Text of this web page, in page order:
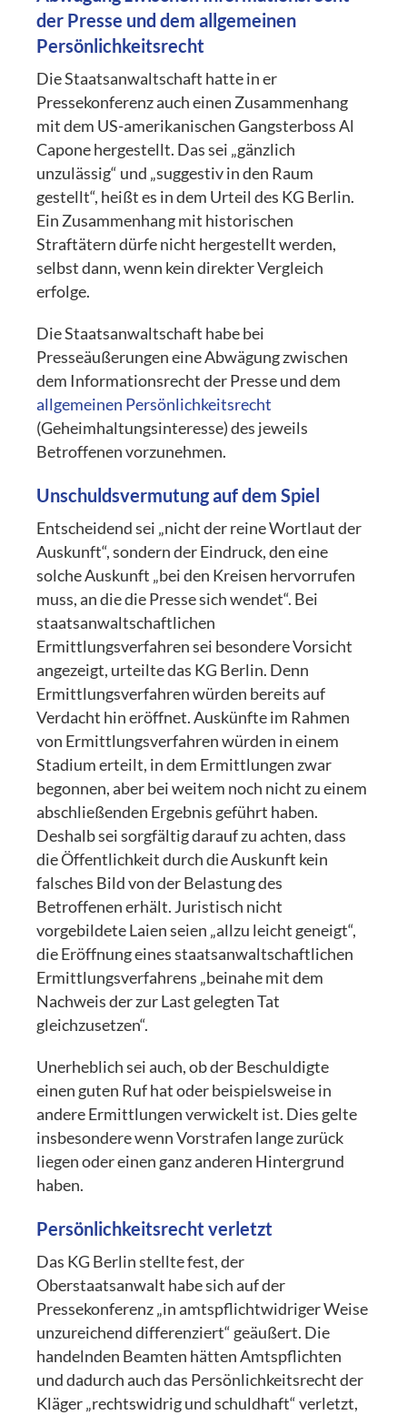
der Presse und dem allgemeinen
Persönlichkeitsrecht
Die Staatsanwaltschaft hatte in er
Pressekonferenz auch einen Zusammenhang
mit dem US-amerikanischen Gangsterboss Al
Capone hergestellt. Das sei „gänzlich
unzulässig“ und „suggestiv in den Raum
gestellt“, heißt es in dem Urteil des KG Berlin.
Ein Zusammenhang mit historischen
Straftätern dürfe nicht hergestellt werden,
selbst dann, wenn kein direkter Vergleich
erfolge.
Die Staatsanwaltschaft habe bei
Presseäußerungen eine Abwägung zwischen
dem Informationsrecht der Presse und dem
allgemeinen Persönlichkeitsrecht
(Geheimhaltungsinteresse) des jeweils
Betroffenen vorzunehmen.
Unschuldsvermutung auf dem Spiel
Entscheidend sei „nicht der reine Wortlaut der
Auskunft“, sondern der Eindruck, den eine
solche Auskunft „bei den Kreisen hervorrufen
muss, an die die Presse sich wendet“. Bei
staatsanwaltschaftlichen
Ermittlungsverfahren sei besondere Vorsicht
angezeigt, urteilte das KG Berlin. Denn
Ermittlungsverfahren würden bereits auf
Verdacht hin eröffnet. Auskünfte im Rahmen
von Ermittlungsverfahren würden in einem
Stadium erteilt, in dem Ermittlungen zwar
begonnen, aber bei weitem noch nicht zu einem
abschließenden Ergebnis geführt haben.
Deshalb sei sorgfältig darauf zu achten, dass
die Öffentlichkeit durch die Auskunft kein
falsches Bild von der Belastung des
Betroffenen erhält. Juristisch nicht
vorgebildete Laien seien „allzu leicht geneigt“,
die Eröffnung eines staatsanwaltschaftlichen
Ermittlungsverfahrens „beinahe mit dem
Nachweis der zur Last gelegten Tat
gleichzusetzen“.
Unerheblich sei auch, ob der Beschuldigte
einen guten Ruf hat oder beispielsweise in
andere Ermittlungen verwickelt ist. Dies gelte
insbesondere wenn Vorstrafen lange zurück
liegen oder einen ganz anderen Hintergrund
haben.
Persönlichkeitsrecht verletzt
Das KG Berlin stellte fest, der
Oberstaatsanwalt habe sich auf der
Pressekonferenz „in amtspflichtwidriger Weise
unzureichend differenziert“ geäußert. Die
handelnden Beamten hätten Amtspflichten
und dadurch auch das Persönlichkeitsrecht der
Kläger „rechtswidrig und schuldhaft“ verletzt,